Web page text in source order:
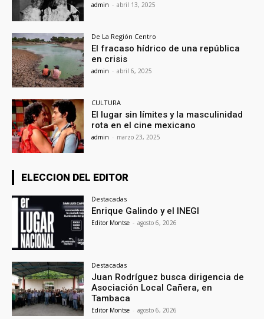
admin - abril 13, 2025
De La Región Centro
El fracaso hídrico de una república
en crisis
admin - abril 6, 2025
CULTURA
El lugar sin límites y la masculinidad
rota en el cine mexicano
admin - marzo 23, 2025
ELECCION DEL EDITOR
Destacadas
Enrique Galindo y el INEGI
Editor Montse - agosto 6, 2026
Destacadas
Juan Rodríguez busca dirigencia de
Asociación Local Cañera, en
Tambaca
Editor Montse - agosto 6, 2026